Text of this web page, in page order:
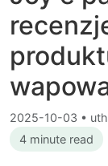
2025-10-03 •
4 minute read